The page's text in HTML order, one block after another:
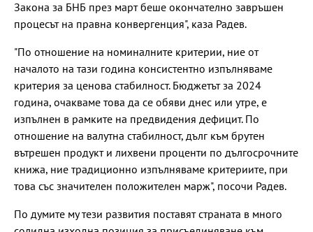
Закона за БНБ през март беше окончателно завръшен
процесът на правна конвергенция", каза Радев.
"По отношение на номиналните критерии, ние от
началото на тази година консистентно изпълняваме
критерия за ценова стабилност. Бюджетът за 2024
година, очакваме това да се обяви днес или утре, е
изпълнен в рамките на предвидения дефицит. По
отношение на валутна стабилност, дълг към брутен
вътрешен продукт и лихвени проценти по дългосрочните
книжа, ние традиционно изпълняваме критериите, при
това със значителен положителен марж", посочи Радев.
По думите му тези развития поставят страната в много